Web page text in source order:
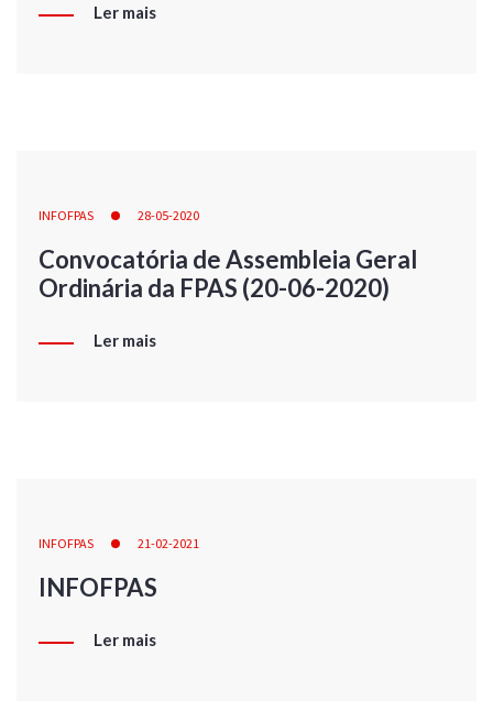
Ler mais
INFOFPAS 28-05-2020
Convocatória de Assembleia Geral
Ordinária da FPAS (20-06-2020)
Ler mais
INFOFPAS 21-02-2021
INFOFPAS
Ler mais